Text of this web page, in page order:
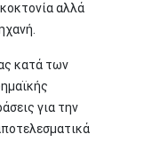
αλλά
κατά των
για την